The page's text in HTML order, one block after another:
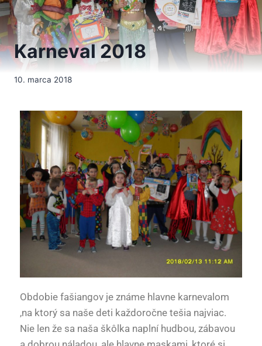
Karneval 2018
10. marca 2018
Obdobie fašiangov je známe hlavne karnevalom
,na ktorý sa naše deti každoročne tešia najviac.
Nie len že sa naša škôlka naplní hudbou, zábavou